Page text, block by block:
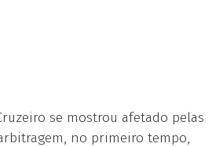
se mostrou afetado pelas
no primeiro tempo,